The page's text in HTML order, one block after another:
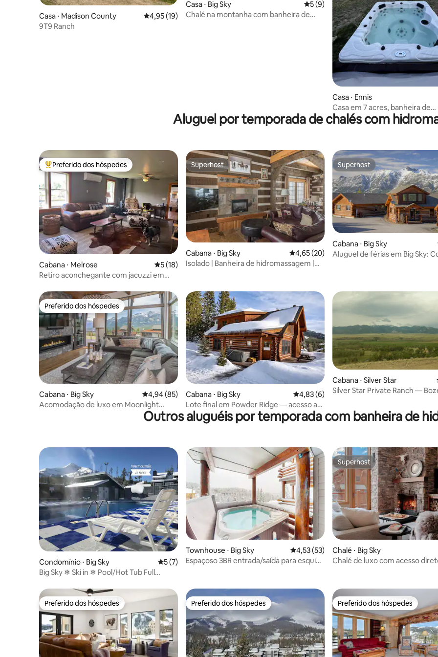
Casa ⋅ Madison County 4,95 de uma avaliação média de 5, 19 avaliações
4,95 (19)
9T9 Ranch
Casa ⋅ Big Sky 5 de uma avaliação média de 5, 9
5 (9)
Chalé na montanha com banheira de
Casa ⋅ Ennis
Casa em 7 acres, banheira de
hidromassagem, mesa de
acomoda 6-8+
Aluguel por temporada de chalés com
Entre os melhores preferidos dos hóspedes
Preferido dos hóspedes
Cabana ⋅ Melrose 5 de uma avaliação média de 5, 18 avaliações
5 (18)
Retiro aconchegante com jacuzzi em
Superhost
Superhost
Cabana ⋅ Big Sky 4,65 de uma avaliação média de 5, 20
4,65 (20)
Isolado | Banheira de hidromassagem |
Superhost
Superhost
Cabana ⋅ Big Sky
Aluguel de férias em Big Sky:
Preferido dos hóspedes
Preferido dos hóspedes
Cabana ⋅ Big Sky 4,94 de uma avaliação média de 5, 85 avaliações
4,94 (85)
Acomodação de luxo em Moonlight
Basin, excelente acesso a esqui
Cabana ⋅ Big Sky 4,83 de uma avaliação média de 5, 6
4,83 (6)
Lote final em Powder Ridge — acesso a
esqui + banheira de hidromassagem
Cabana ⋅ Silver Star
Silver Star Private Ranch —
Outros aluguéis por temporada com banheira de
Condomínio ⋅ Big Sky 5 de uma avaliação média de 5, 7 avaliações
5 (7)
Big Sky ❄ Ski in ❄ Pool/Hot Tub Full
Townhouse ⋅ Big Sky 4,53 de uma avaliação média de 5, 53
4,53 (53)
Espaçoso 3BR entrada/saída para esqui
Superhost
Superhost
Chalé ⋅ Big Sky
Chalé de luxo com acesso
Preferido dos hóspedes
Preferido dos hóspedes Preferido dos hóspedes
Preferido dos hóspedes Preferido dos hóspedes
Preferido dos hóspedes